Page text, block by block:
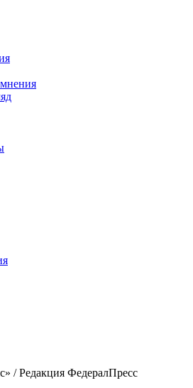
/Редакция ФедералПресс